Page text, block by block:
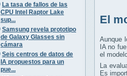
La tasa de fallos de las
CPU Intel Raptor Lake
sup...
Samsung revela prototipo
de Galaxy Glasses sin
cámara
Seis centros de datos de
IA propuestos para un
pue...
El
Aunque
IA no
el
La
Es